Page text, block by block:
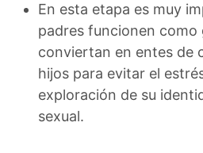
En esta etapa es muy
padres funcionen como
conviertan en entes de
hijos para evitar el
exploración de su
sexual.